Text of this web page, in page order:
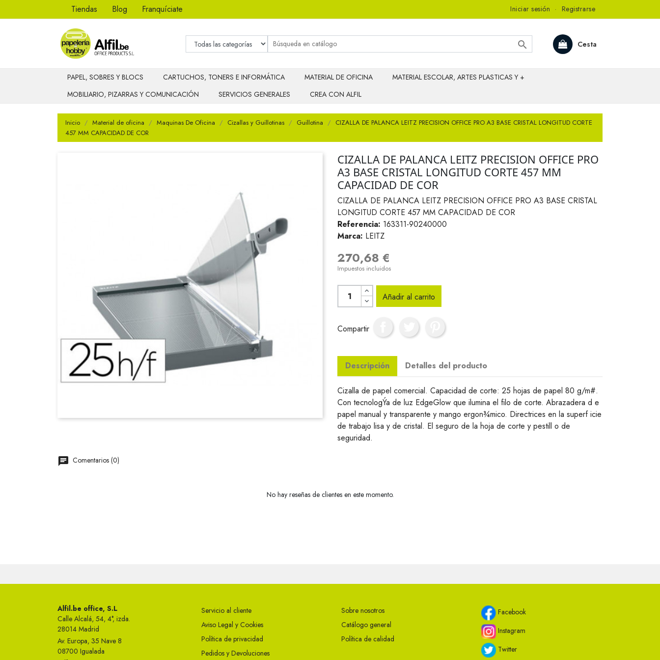
Tiendas Blog Franquíciate Iniciar sesión · Registrarse
Cesta

PAPEL, SOBRES Y BLOCS CARTUCHOS, TONERS E INFORMÁTICA MATERIAL DE OFICINA
MATERIAL ESCOLAR, ARTES PLASTICAS Y +
MOBILIARIO, PIZARRAS Y COMUNICACIÓN
SERVICIOS GENERALES CREA CON ALFIL
Inicio Material de oficina Maquinas De Oficina Cizallas y Guillotinas Guillotina
CIZALLA DE PALANCA LEITZ PRECISION OFFICE PRO A3 BASE CRISTAL LONGITUD CORTE
457 MM CAPACIDAD DE COR
CIZALLA DE PALANCA LEITZ PRECISION OFFICE PRO
A3 BASE CRISTAL LONGITUD CORTE 457 MM
CAPACIDAD DE COR
CIZALLA DE PALANCA LEITZ PRECISION OFFICE PRO A3 BASE CRISTAL
LONGITUD CORTE 457 MM CAPACIDAD DE COR
Referencia: 163311-90240000
Marca: LEITZ
270,68 €
Impuestos incluidos
Añadir al carrito
Compartir
Descripción Detalles del producto
Cizalla de papel comercial. Capacidad de corte: 25 hojas de papel 80 g/m#.
Con tecnologÝa de luz EdgeGlow que ilumina el filo de corte. Abrazadera d e
papel manual y transparente y mango ergon¾mico. Directrices en la superf icie
de trabajo lisa y de cristal. El seguro de la hoja de corte y pestill o de
seguridad.
Comentarios (0)
No hay reseñas de clientes en este momento.
Alfil.be office, S.L
Calle Alcalá, 54, 4°, izda.
28014 Madrid
Av. Europa, 35 Nave 8
08700 Igualada
Servicio al cliente
Aviso Legal y Cookies
Política de privacidad
Pedidos y Devoluciones
Sobre nosotros
Catálogo general
Política de calidad
Facebook
Instagram
Twitter